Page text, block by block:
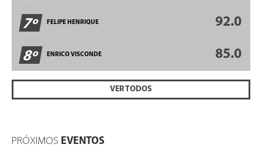
7º FELIPE HENRIQUE 92.0
8º ENRICO VISCONDE 85.0
VER TODOS
PRÓXIMOS EVENTOS